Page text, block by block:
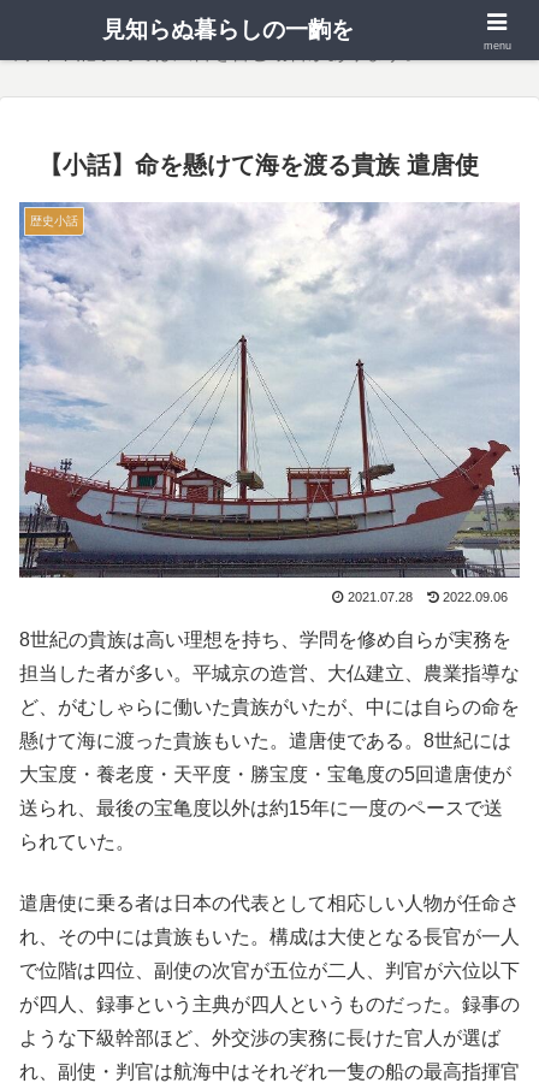
【小話】命を懸けて海を渡る貴族 遣唐使
歴史小話
2021.07.28 2022.09.06
8世紀の貴族は高い理想を持ち、学問を修め自らが実務を
担当した者が多い。平城京の造営、大仏建立、農業指導な
ど、がむしゃらに働いた貴族がいたが、中には自らの命を
懸けて海に渡った貴族もいた。遣唐使である。8世紀には
大宝度・養老度・天平度・勝宝度・宝亀度の5回遣唐使が
送られ、最後の宝亀度以外は約15年に一度のペースで送
られていた。
遣唐使に乗る者は日本の代表として相応しい人物が任命さ
れ、その中には貴族もいた。構成は大使となる長官が一人
で位階は四位、副使の次官が五位が二人、判官が六位以下
が四人、録事という主典が四人というものだった。録事の
ような下級幹部ほど、外交渉の実務に長けた官人が選ば
れ、副使・判官は航海中はそれぞれ一隻の船の最高指揮官
見知らぬ暮らしの一齣を
menu